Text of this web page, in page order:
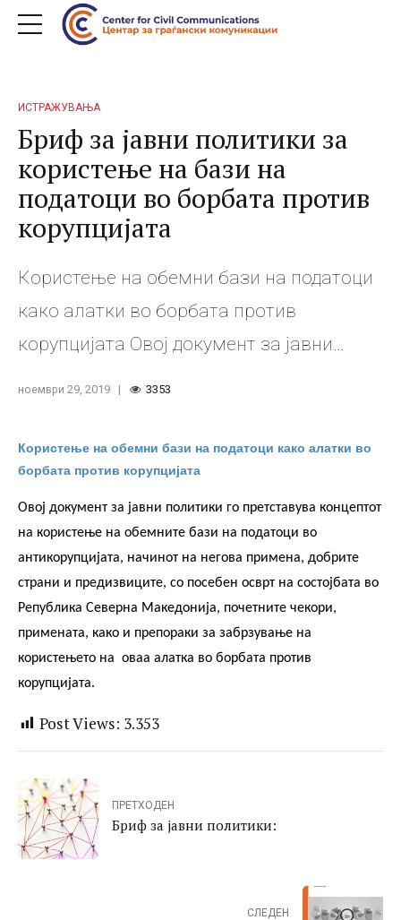
ИСТРАЖУВАЊА
Бриф за јавни политики за
користење на бази на
податоци во борбата против
корупцијата
Користење на обемни бази на податоци
како алатки во борбата против
корупцијата Овој документ за јавни
податоци во антикорупцијата, начинот
на негова примена, добрите страни и
предизвиците, со посебен осврт на
состојбата во Република Северна
Македонија, почетните чекори,
примената, како и препораки за
забрзување на користењето на оваа
алатка во борбата против корупцијата.
ноември 29, 2019 3353
Користење на обемни бази на податоци како алатки во
борбата против корупцијата
Овој документ за јавни политики го претставува концептот
на користење на обемните бази на податоци во
антикорупцијата, начинот на негова примена, добрите
страни и предизвиците, со посебен осврт на состојбата во
Република Северна Македонија, почетните чекори,
примената, како и препораки за забрзување на
користењето на оваа алатка во борбата против
корупцијата.
Post Views: 3.353
ПРЕТХОДЕН
Бриф за јавни политики:
СЛЕДЕН